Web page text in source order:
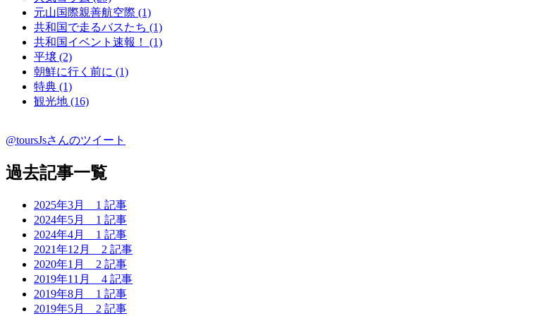
元山国際親善航空際 (1)
共和国で走るバスたち (1)
共和国イベント速報！ (1)
平壌 (2)
朝鮮に行く前に (1)
特典 (1)
観光地 (16)
@toursJsさんのツイート
過去記事一覧
2025年3月 1 記事
2024年5月 1 記事
2024年4月 1 記事
2021年12月 2 記事
2020年1月 2 記事
2019年11月 4 記事
2019年8月 1 記事
2019年5月 2 記事